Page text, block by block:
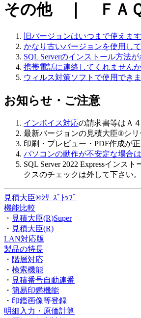
その他 ｜ ＦＡ
旧バージョンはいつまで使えま
かなり古いバージョンを使用し
SQL Serverのインストール方法
携帯電話に連絡してくれません
ウィルス対策ソフトで使用でき
お知らせ・ご注意
インボイス対応の請求書等はＡ
最新バージョンの見積大臣®シリ
印刷・プレビュー・PDF作成が
パソコンの動作が不安定な場合
SQL Server 2022 Expressインス
クスのチェックは外して下さい
見積大臣®ｼﾘｰｽﾞﾄｯﾌﾟ
機能比較
・ 見積大臣(R)Super
・ 見積大臣(R)
LAN対応版
製品の特長
・ 階層対応
・ 検索機能
・ 見積番号自動連番
・ 簡易印鑑機能
・ 印鑑画像等登録
明細入力・原価計算